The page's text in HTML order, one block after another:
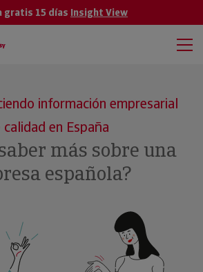
gratis 15 días Insight View
información empresarial
calidad en España
más sobre una
española?